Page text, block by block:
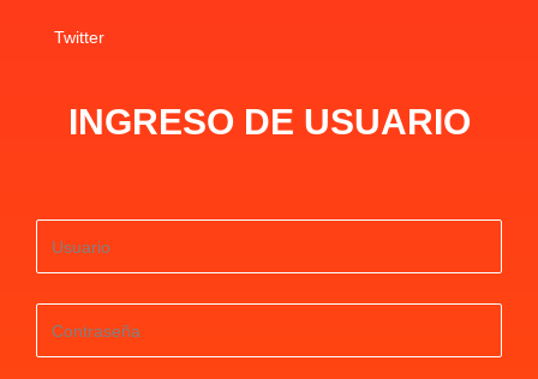
Twitter
INGRESO DE USUARIO